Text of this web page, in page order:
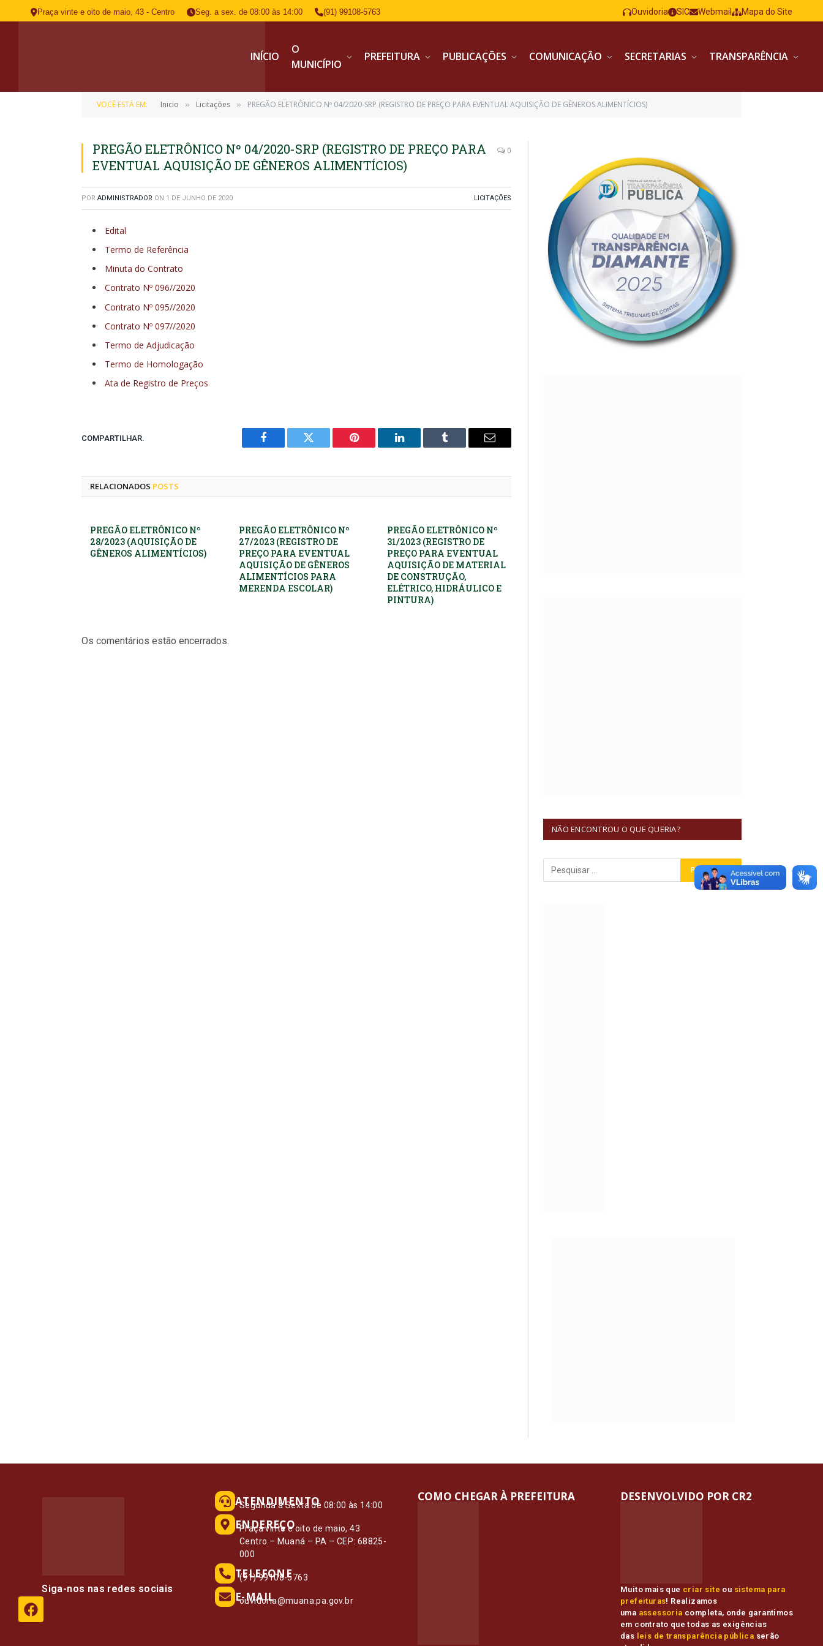
Praça vinte e oito de maio, 43 - Centro Seg. a sex. de 08:00 às 14:00 (91) 99108-5763 Ouvidoria SIC Webmail Mapa do Site
INÍCIO
O
MUNICÍPIO
PREFEITURA PUBLICAÇÕES COMUNICAÇÃO SECRETARIAS TRANSPARÊNCIA
VOCÊ ESTÁ EM: Inicio » Licitações » PREGÃO ELETRÔNICO Nº 04/2020-SRP (REGISTRO DE PREÇO PARA EVENTUAL AQUISIÇÃO DE GÊNEROS ALIMENTÍCIOS)
PREGÃO ELETRÔNICO Nº 04/2020-SRP (REGISTRO DE PREÇO PARA
EVENTUAL AQUISIÇÃO DE GÊNEROS ALIMENTÍCIOS)
0
POR ADMINISTRADOR ON 1 DE JUNHO DE 2020 LICITAÇÕES
Edital
Termo de Referência
Minuta do Contrato
Contrato Nº 096//2020
Contrato Nº 095//2020
Contrato Nº 097//2020
Termo de Adjudicação
Termo de Homologação
Ata de Registro de Preços
COMPARTILHAR.
Facebook Twitter Pinterest LinkedIn Tumblr
E-
RELACIONADOS POSTS
PREGÃO ELETRÔNICO Nº
28/2023 (AQUISIÇÃO DE
GÊNEROS ALIMENTÍCIOS)
PREGÃO ELETRÔNICO Nº
27/2023 (REGISTRO DE
PREÇO PARA EVENTUAL
AQUISIÇÃO DE GÊNEROS
ALIMENTÍCIOS PARA
MERENDA ESCOLAR)
PREGÃO ELETRÔNICO Nº
31/2023 (REGISTRO DE
PREÇO PARA EVENTUAL
AQUISIÇÃO DE MATERIAL
DE CONSTRUÇÃO,
ELÉTRICO, HIDRÁULICO E
PINTURA)
Os comentários estão encerrados.
NÃO ENCONTROU O QUE QUERIA?
Siga-nos nas redes sociais
ATENDIMENTO
Segunda à Sexta de 08:00 às 14:00
ENDEREÇO
Praça vinte e oito de maio, 43
Centro – Muaná – PA – CEP: 68825-
000
TELEFONE
(91) 99108-5763
E-MAIL
ouvidoria@muana.pa.gov.br
COMO CHEGAR À PREFEITURA
Muito mais que criar site ou sistema para
prefeituras! Realizamos
uma assessoria completa, onde garantimos
em contrato que todas as exigências
das leis de transparência pública serão
DESENVOLVIDO POR CR2